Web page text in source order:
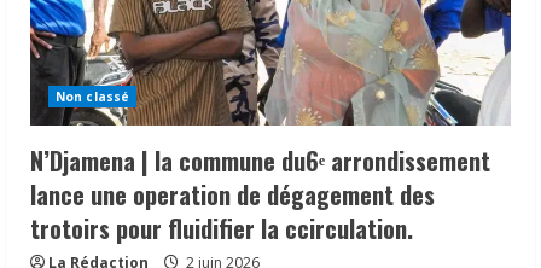
Non classé
N’Djamena | la commune du6ᵉ arrondissement
lance une operation de dégagement des
trotoirs pour fluidifier la ccirculation.
La Rédaction 2 juin 2026